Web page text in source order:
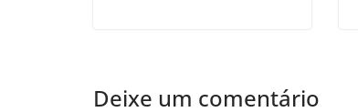
Deixe um comentário